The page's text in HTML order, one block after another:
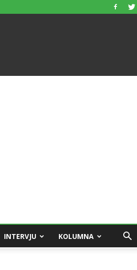
INTERVJU KOLUMNA